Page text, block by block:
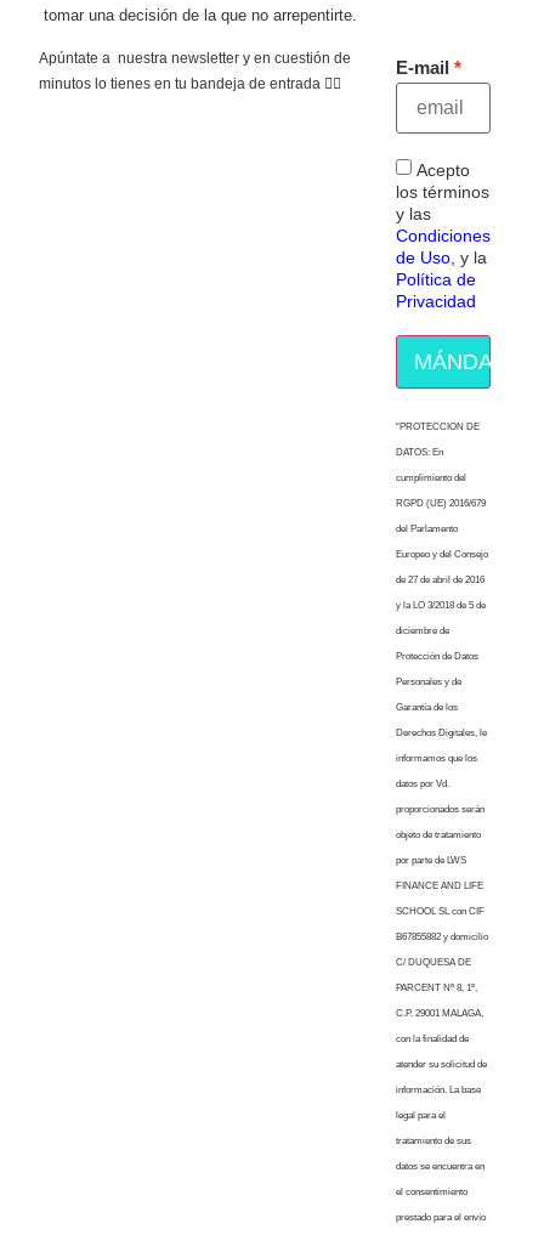
tomar una decisión de la que no arrepentirte.
Apúntate a nuestra newsletter y en cuestión de
minutos lo tienes en tu bandeja de entrada 👇🏻
E-mail
Acepto
los términos
y las
Condiciones
de Uso, y la
Política de
Privacidad
MÁNDAME
“PROTECCION DE
DATOS: En
cumplimiento del
RGPD (UE) 2016/679
del Parlamento
Europeo y del Consejo
de 27 de abril de 2016
y la LO 3/2018 de 5 de
diciembre de
Protección de Datos
Personales y de
Garantía de los
Derechos Digitales, le
informamos que los
datos por Vd.
proporcionados serán
objeto de tratamiento
por parte de LWS
FINANCE AND LIFE
SCHOOL SL con CIF
B67855882 y domicilio
C/ DUQUESA DE
PARCENT Nº 8, 1º,
C.P. 29001 MALAGA,
con la finalidad de
atender su solicitud de
información. La base
legal para el
tratamiento de sus
datos se encuentra en
el consentimiento
prestado para el envío